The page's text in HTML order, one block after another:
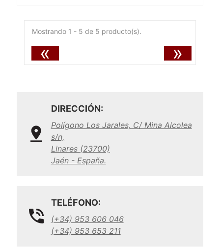
Mostrando 1 - 5 de 5 producto(s).
« »
DIRECCIÓN:
Polígono Los Jarales, C/ Mina Alcolea
s/n,
Linares (23700)
Jaén - España.
TELÉFONO:
(+34) 953 606 046
(+34) 953 653 211